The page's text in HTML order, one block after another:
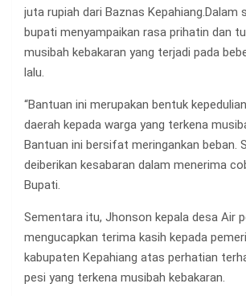
juta rupiah dari Baznas Kepahiang.Dalam
bupati menyampaikan rasa prihatin dan
musibah kebakaran yang terjadi pada
lalu.
“Bantuan ini merupakan bentuk
daerah kepada warga yang terkena
Bantuan ini bersifat meringankan beban.
deiberikan kesabaran dalam menerima
Bupati.
Sementara itu, Jhonson kepala desa Air
mengucapkan terima kasih kepada
kabupaten Kepahiang atas perhatian
pesi yang terkena musibah kebakaran.